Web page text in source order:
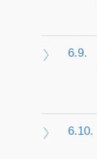
6.9.
6.10.